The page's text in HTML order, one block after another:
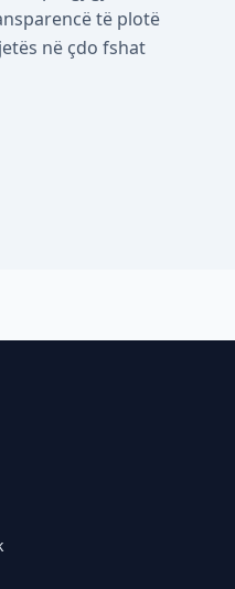
të plotë
në çdo fshat